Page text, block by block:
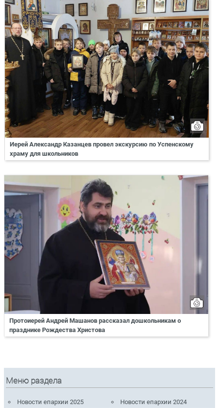
Иерей Александр Казанцев провел экскурсию по Успенскому
храму для школьников
Протоиерей Андрей Машанов рассказал дошкольникам о
празднике Рождества Христова
Меню раздела
Новости епархии 2025
Новости епархии 2024